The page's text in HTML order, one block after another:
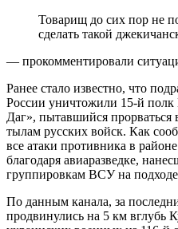
Товарищ до сих пор не понимает, как он смог
сделать такой
— прокомментировали
Ранее стало известно, что
России уничтожили 15-й
Даг», пытавшийся прорваться
тылам русских войск. Как
все атаки противника в
благодаря авиаразведке,
группировкам ВСУ на
По данным канала, за
продвинулись на 5 км вглубь